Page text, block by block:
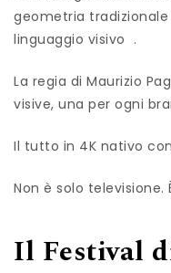
geometria
linguaggio visivo .
La regia di Maurizio
visive, una per ogni
Il tutto in 4K nativo
Non è solo televisione.
Il Festival